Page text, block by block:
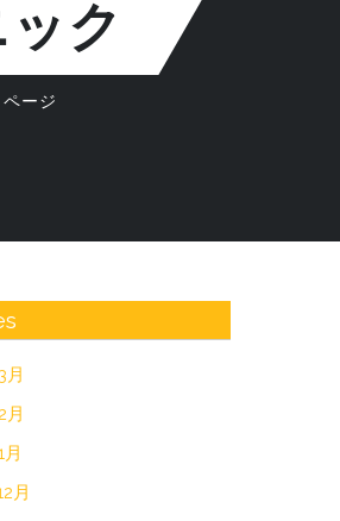
ク
ージ
月
月
月